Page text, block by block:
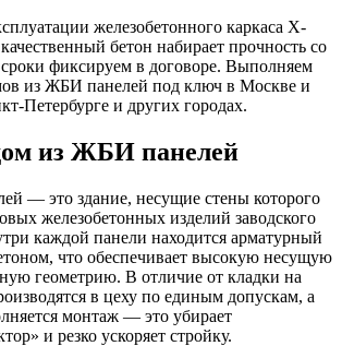
железобетонного каркаса X-
бетон набирает прочность со
фиксируем в договоре. Выполняем
из ЖБИ панелей под ключ в Москве и
Петербурге и других городах.
из ЖБИ панелей
— это здание, несущие стены которого
железобетонных изделий заводского
каждой панели находится арматурный
что обеспечивает высокую несущую
геометрию. В отличие от кладки на
в цеху по единым допускам, а
монтаж — это убирает
и резко ускоряет стройку.